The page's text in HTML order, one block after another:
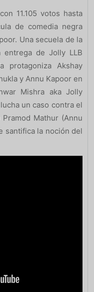
11.105 votos hasta
de comedia negra
Una secuela de la
entrega de Jolly LLB
protagoniza Akshay
y Annu Kapoor en
Mishra aka Jolly
un caso contra el
Mathur (Annu
santifica la noción del